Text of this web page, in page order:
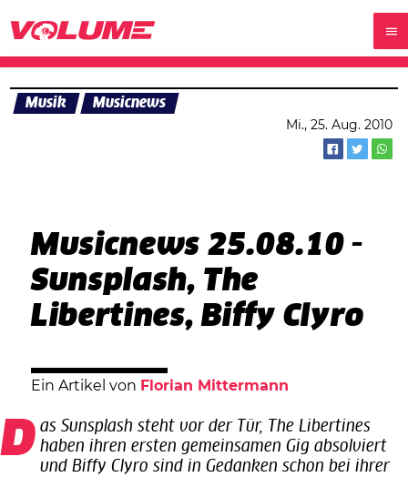
Musik Musicnews
Mi., 25. Aug. 2010
Musicnews 25.08.10 -
Sunsplash, The
Libertines, Biffy Clyro
Ein Artikel von Florian Mittermann
Das Sunsplash steht vor der Tür, The Libertines haben ihren ersten gemeinsamen Gig absolviert
und Biffy Clyro sind in Gedanken schon bei ihrer